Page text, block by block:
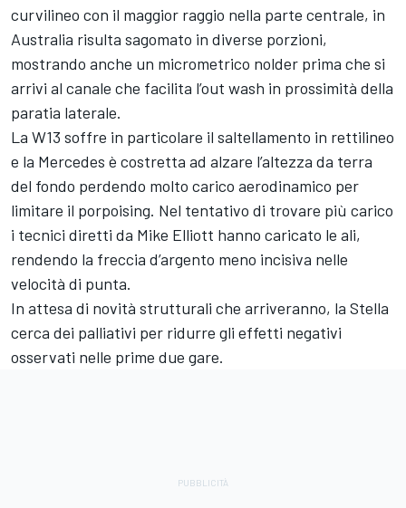
curvilineo con il maggior raggio nella parte centrale, in
Australia risulta sagomato in diverse porzioni,
mostrando anche un micrometrico nolder prima che si
arrivi al canale che facilita l’out wash in prossimità della
paratia laterale.
La W13 soffre in particolare il saltellamento in rettilineo
e la Mercedes è costretta ad alzare l’altezza da terra
del fondo perdendo molto carico aerodinamico per
limitare il porpoising. Nel tentativo di trovare più carico
i tecnici diretti da Mike Elliott hanno caricato le ali,
rendendo la freccia d’argento meno incisiva nelle
velocità di punta.
In attesa di novità strutturali che arriveranno, la Stella
cerca dei palliativi per ridurre gli effetti negativi
osservati nelle prime due gare.